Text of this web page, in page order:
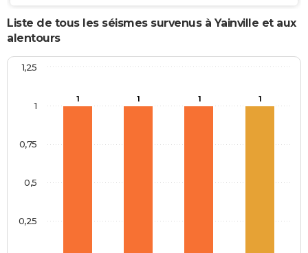
Liste de tous les séismes survenus à Yainville et aux
alentours
1 1 1 1
0,25
0,5
0,75
1
1,25